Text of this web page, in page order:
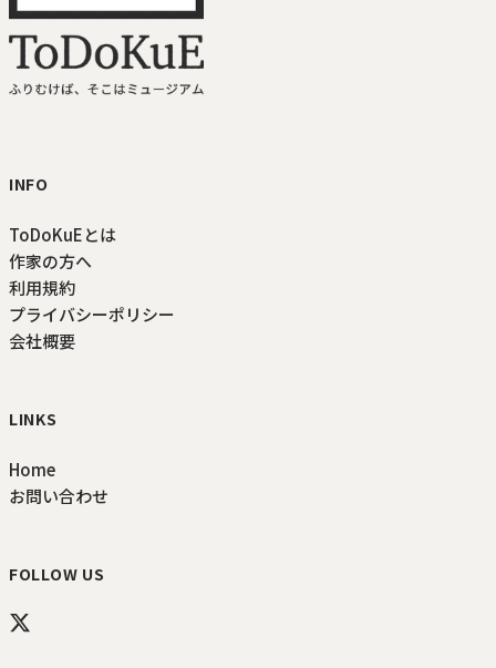
INFO
ToDoKuEとは
作家の方へ
利用規約
プライバシーポリシー
会社概要
LINKS
Home
お問い合わせ
FOLLOW US